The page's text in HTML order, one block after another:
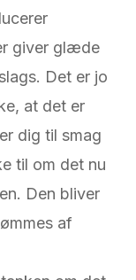
giver glæde
Det er jo
at det er
dig til smag
til om det nu
Den bliver
af